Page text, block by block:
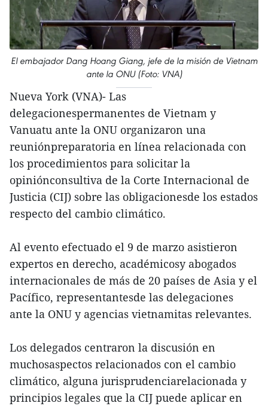
El embajador Dang Hoang Giang, jefe de la misión de Vietnam
ante la ONU (Foto: VNA)
Nueva York (VNA)- Las
delegacionespermanentes de Vietnam y
Vanuatu ante la ONU organizaron una
reuniónpreparatoria en línea relacionada con
los procedimientos para solicitar la
opiniónconsultiva de la Corte Internacional de
Justicia (CIJ) sobre las obligacionesde los estados
respecto del cambio climático.
Al evento efectuado el 9 de marzo asistieron
expertos en derecho, académicosy abogados
internacionales de más de 20 países de Asia y el
Pacífico, representantesde las delegaciones
ante la ONU y agencias vietnamitas relevantes.
Los delegados centraron la discusión en
muchosaspectos relacionados con el cambio
climático, alguna jurisprudenciarelacionada y
principios legales que la CIJ puede aplicar en